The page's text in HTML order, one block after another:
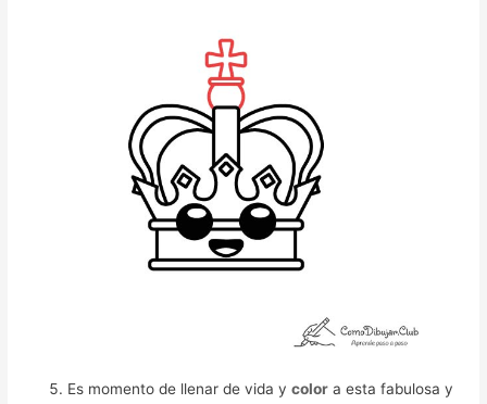
Es momento de llenar de vida ycolor a esta fabulosa y